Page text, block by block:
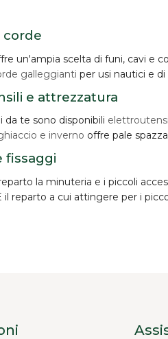
corde
un'ampia scelta di funi, cavi e
galleggianti per usi nautici e
e attrezzatura
da te sono disponibili
e inverno offre pale
fissaggi
la minuteria e i piccoli
il reparto a cui attingere per i